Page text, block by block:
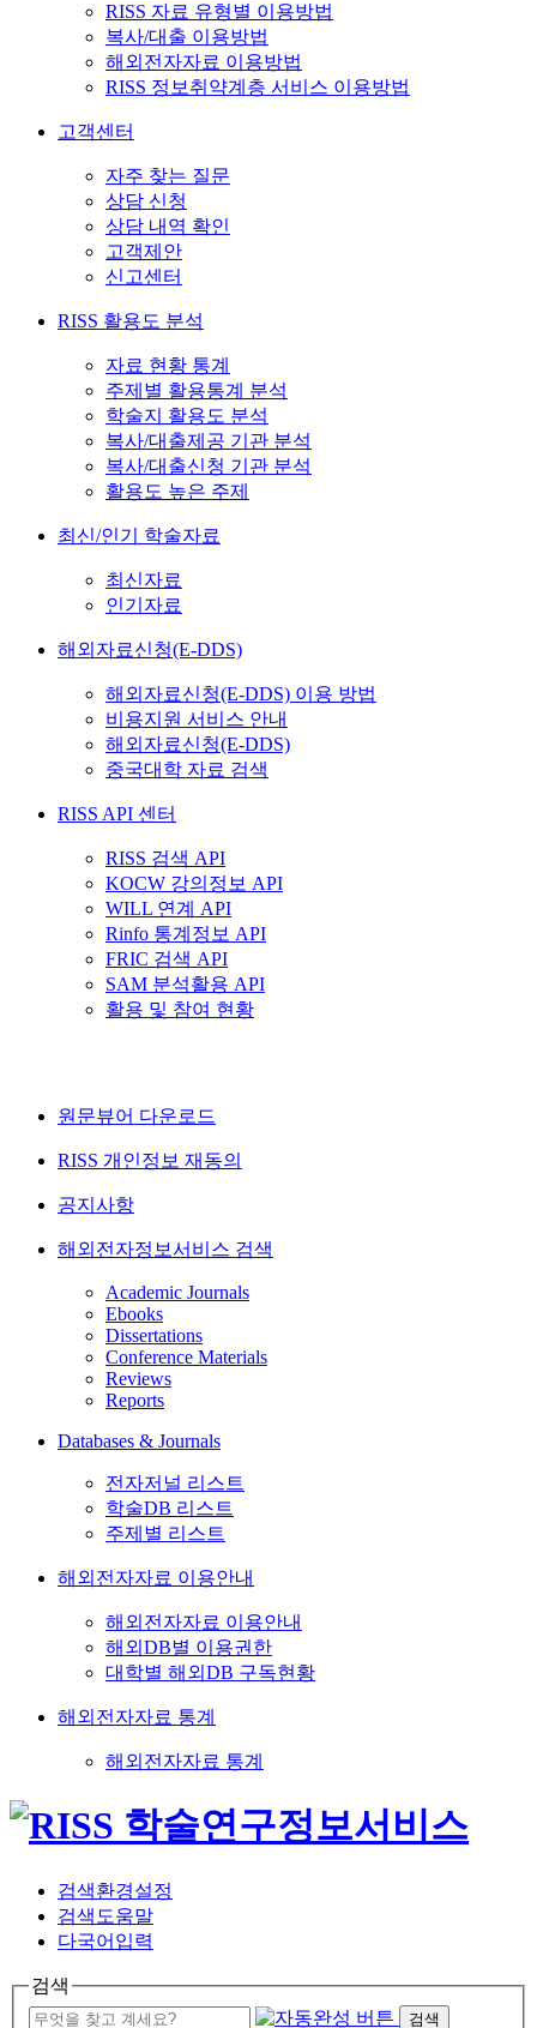
RISS 자료 유형별 이용방법
복사/대출 이용방법
해외전자자료 이용방법
RISS 정보취약계층 서비스 이용방법
고객센터
자주 찾는 질문
상담 신청
상담 내역 확인
고객제안
신고센터
RISS 활용도 분석
자료 현황 통계
주제별 활용통계 분석
학술지 활용도 분석
복사/대출제공 기관 분석
복사/대출신청 기관 분석
활용도 높은 주제
최신/인기 학술자료
최신자료
인기자료
해외자료신청(E-DDS)
해외자료신청(E-DDS) 이용 방법
비용지원 서비스 안내
해외자료신청(E-DDS)
중국대학 자료 검색
RISS API 센터
RISS 검색 API
KOCW 강의정보 API
WILL 연계 API
Rinfo 통계정보 API
FRIC 검색 API
SAM 분석활용 API
활용 및 참여 현황
원문뷰어 다운로드
RISS 개인정보 재동의
공지사항
해외전자정보서비스 검색
Academic Journals
Ebooks
Dissertations
Conference Materials
Reviews
Reports
Databases & Journals
전자저널 리스트
학술DB 리스트
주제별 리스트
해외전자자료 이용안내
해외전자자료 이용안내
해외DB별 이용권한
대학별 해외DB 구독현황
해외전자자료 통계
해외전자자료 통계
검색환경설정
검색도움말
다국어입력
검색
검색